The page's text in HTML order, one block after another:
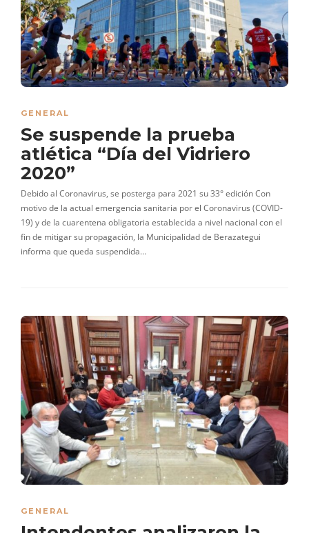
GENERAL
Se suspende la prueba
atlética “Día del Vidriero
2020”
Debido al Coronavirus, se posterga para 2021 su 33° edición Con
motivo de la actual emergencia sanitaria por el Coronavirus (COVID-
19) y de la cuarentena obligatoria establecida a nivel nacional con el
fin de mitigar su propagación, la Municipalidad de Berazategui
informa que queda suspendida…
GENERAL